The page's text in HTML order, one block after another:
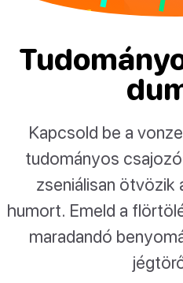
Kapcsold be a
tudományos
zseniálisan ötvözik
humort. Emeld a
maradandó